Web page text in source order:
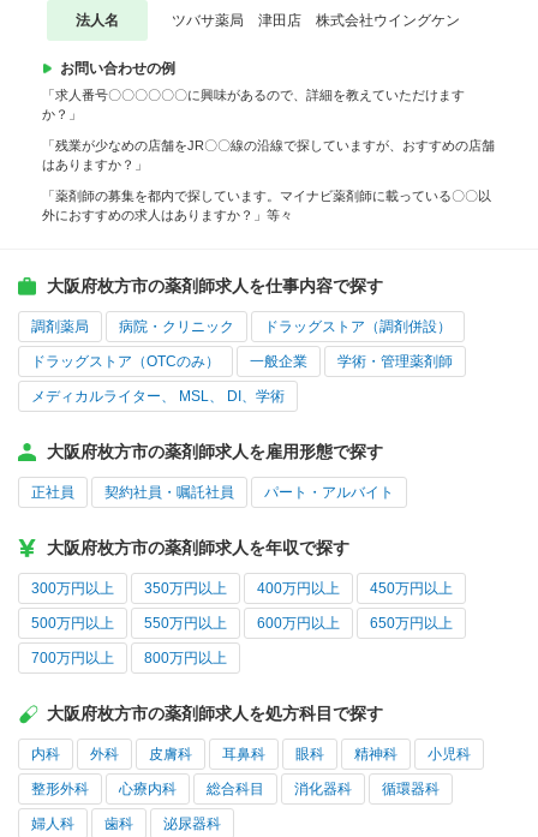
法人名 ツバサ薬局 津田店 株式会社ウイングケン
お問い合わせの例
「求人番号〇〇〇〇〇〇に興味があるので、詳細を教えていただけます
か？」
「残業が少なめの店舗をJR〇〇線の沿線で探していますが、おすすめの店舗
はありますか？」
「薬剤師の募集を都内で探しています。マイナビ薬剤師に載っている〇〇以
外におすすめの求人はありますか？」等々
大阪府枚方市の薬剤師求人を仕事内容で探す
調剤薬局 病院・クリニック ドラッグストア（調剤併設）
ドラッグストア（OTCのみ） 一般企業 学術・管理薬剤師
メディカルライター、 MSL、 DI、学術
大阪府枚方市の薬剤師求人を雇用形態で探す
正社員 契約社員・嘱託社員 パート・アルバイト
大阪府枚方市の薬剤師求人を年収で探す
300万円以上 350万円以上 400万円以上 450万円以上
500万円以上 550万円以上 600万円以上 650万円以上
700万円以上 800万円以上
大阪府枚方市の薬剤師求人を処方科目で探す
内科 外科 皮膚科 耳鼻科 眼科 精神科 小児科
整形外科 心療内科 総合科目 消化器科 循環器科
婦人科 歯科 泌尿器科